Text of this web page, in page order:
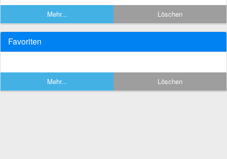
Mehr... Löschen
Favoriten
Mehr... Löschen